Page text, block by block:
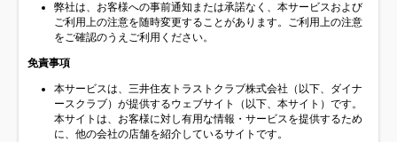
弊社は、お客様への事前通知または承諾なく、本サービスおよび
ご利用上の注意を随時変更することがあります。ご利用上の注意
をご確認のうえご利用ください。
免責事項
本サービスは、三井住友トラストクラブ株式会社（以下、ダイナ
ースクラブ）が提供するウェブサイト（以下、本サイト）です。
本サイトは、お客様に対し有用な情報・サービスを提供するため
に、他の会社の店舗を紹介しているサイトです。